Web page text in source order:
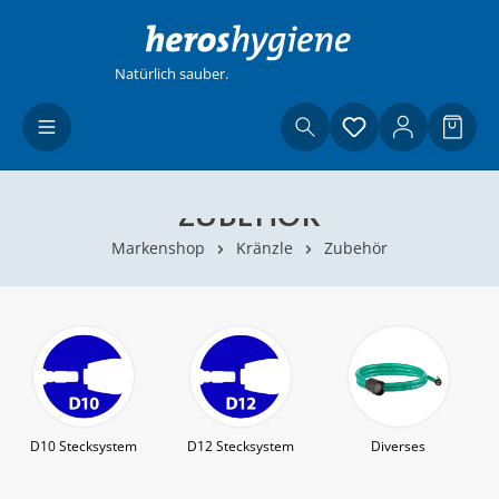
Zum Hauptinhalt springen
Natürlich sauber.
Du hast 0
ZUBEHÖR
Markenshop Kränzle Zubehör
D10 Stecksystem D12 Stecksystem Diverses